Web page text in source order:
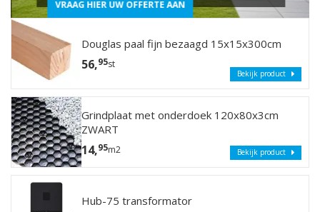
VRAAG HIER UW OFFERTE AAN
Douglas paal fijn bezaagd 15x15x300cm
56,95st
Bekijk product
Grindplaat met onderdoek 120x80x3cm
ZWART
14,95m2 Bekijk product
Hub-75 transformator